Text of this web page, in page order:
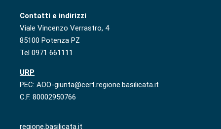
Contatti e indirizzi
Viale Vincenzo Verrastro, 4
85100 Potenza PZ
Tel 0971 661111
URP
PEC: AOO-giunta@cert.regione.basilicata.it
C.F. 80002950766
regione.basilicata.it